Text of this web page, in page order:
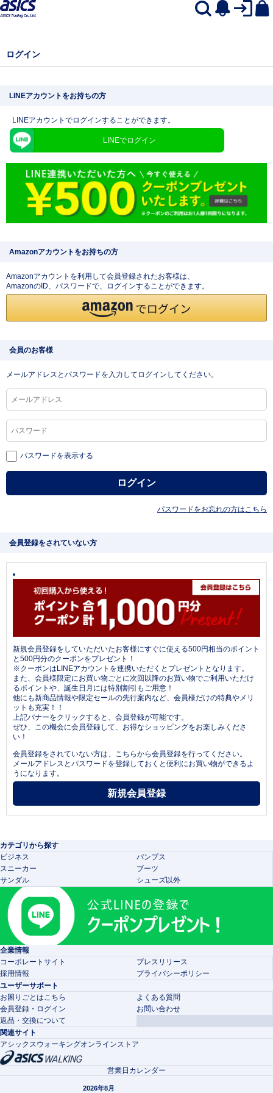
ログイン
LINEアカウントをお持ちの方
LINEアカウントでログインすることができます。
LINEでログイン
Amazonアカウントをお持ちの方
Amazonアカウントを利用して会員登録されたお客様は、
AmazonのID、パスワードで、ログインすることができます。
会員のお客様
メールアドレスとパスワードを入力してログインしてください。
パスワードを表示する
パスワードをお忘れの方はこちら
会員登録をされていない方
新規会員登録をしていただいたお客様にすぐに使える500円相当のポイント
と500円分のクーポンをプレゼント！
※クーポンはLINEアカウントを連携いただくとプレゼントとなります。
また、会員様限定にお買い物ごとに次回以降のお買い物でご利用いただけ
るポイントや、誕生日月には特別割引もご用意！
他にも新商品情報や限定セールの先行案内など、会員様だけの特典やメリ
ットも充実！！
上記バナーをクリックすると、会員登録が可能です。
ぜひ、この機会に会員登録して、お得なショッピングをお楽しみくださ
い！
会員登録をされていない方は、こちらから会員登録を行ってください。
メールアドレスとパスワードを登録しておくと便利にお買い物ができるよ
うになります。
カテゴリから探す
ビジネス
パンプス
スニーカー
ブーツ
サンダル
シューズ以外
企業情報
コーポレートサイト
プレスリリース
採用情報
プライバシーポリシー
ユーザーサポート
お困りごとはこちら
よくある質問
会員登録・ログイン
お問い合わせ
返品・交換について
関連サイト
アシックスウォーキングオンラインストア
営業日カレンダー
2026年8月